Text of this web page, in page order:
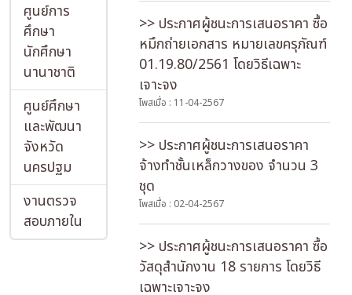
ศูนย์การ
ศึกษา
นักศึกษา
นานาชาติ
ศูนย์ศึกษา
และพัฒนา
จังหวัด
นครปฐม
งานตรวจ
สอบภายใน
>> ประกาศผู้ชนะการเสนอราคา ซื้อ
หมึกถ่ายเอกสาร หมายเลขครุภัณฑ์
01.19.80/2561 โดยวิธีเฉพาะ
เจาะจง
โพสเมื่อ : 11-04-2567
>> ประกาศผู้ชนะการเสนอราคา
จ้างทำชั้นเหล็กวางของ จำนวน 3
ชุด
โพสเมื่อ : 02-04-2567
>> ประกาศผู้ชนะการเสนอราคา ซื้อ
วัสดุสำนักงาน 18 รายการ โดยวิธี
เฉพาะเจาะจง